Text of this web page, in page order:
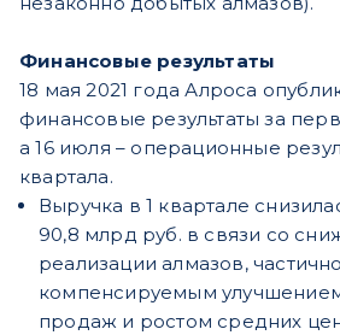
Финансовые результаты
18 мая 2021 года Алроса
финансовые результаты за
а 16 июля – операционные
квартала.
Выручка в 1 квартале
90,8 млрд руб. в связи со
реализации алмазов, частично
компенсируемым
продаж и ростом средних